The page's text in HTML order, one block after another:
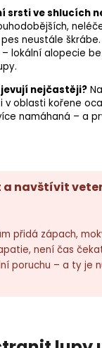
srstive shlucích
neustále
– lokální alopecie
nejčastěji?
v oblasti kořene
namáhaná – a
a navštívit
přidá zápach,
není čas
poruchu – a ty je